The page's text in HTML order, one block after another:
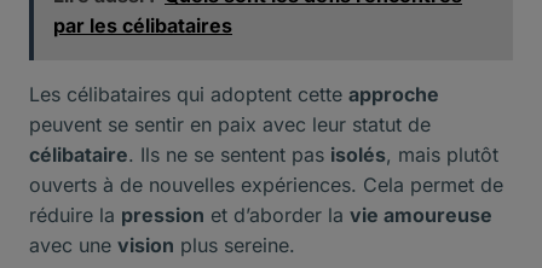
par les célibataires
Les célibataires qui adoptent cette approche
peuvent se sentir en paix avec leur statut de
célibataire. Ils ne se sentent pas isolés, mais plutôt
ouverts à de nouvelles expériences. Cela permet de
réduire la pression et d’aborder la vie amoureuse
avec une vision plus sereine.